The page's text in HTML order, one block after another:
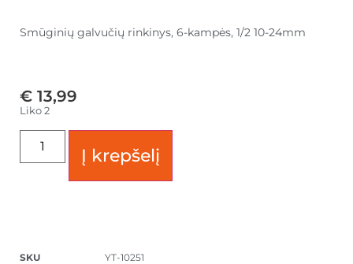
Smūginių galvučių rinkinys, 6-kampės, 1/2 10-24mm
€ 13,99
Liko 2
Į krepšelį
SKU
YT-10251